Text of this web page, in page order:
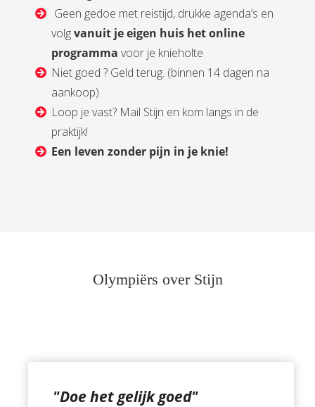
Geen gedoe met reistijd, drukke agenda’s en
volgvanuit je eigen huis het online
programmavoor je knieholte
Niet goed ? Geld terug. (binnen 14 dagen na
aankoop)
Loop je vast? Mail Stijn en kom langs in de
praktijk!
Een leven zonder pijn in je knie!
Olympiërs over Stijn
"Doe het gelijk goed"